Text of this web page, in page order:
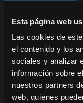
Esta página web
Las cookies de
el contenido y los
sociales y analizar
información sobre
nuestros partners
web, quienes
A menudo se
ser complicada.
concepto
un único objetivo:
agricultor
fáciles de usar.